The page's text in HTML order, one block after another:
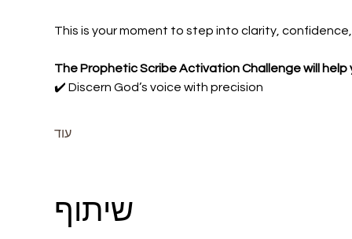
This is your moment to step into clarity,
The Prophetic Scribe Activation Challenge will help
✔️ Discern God’s voice with precision
עוד
שיתוף